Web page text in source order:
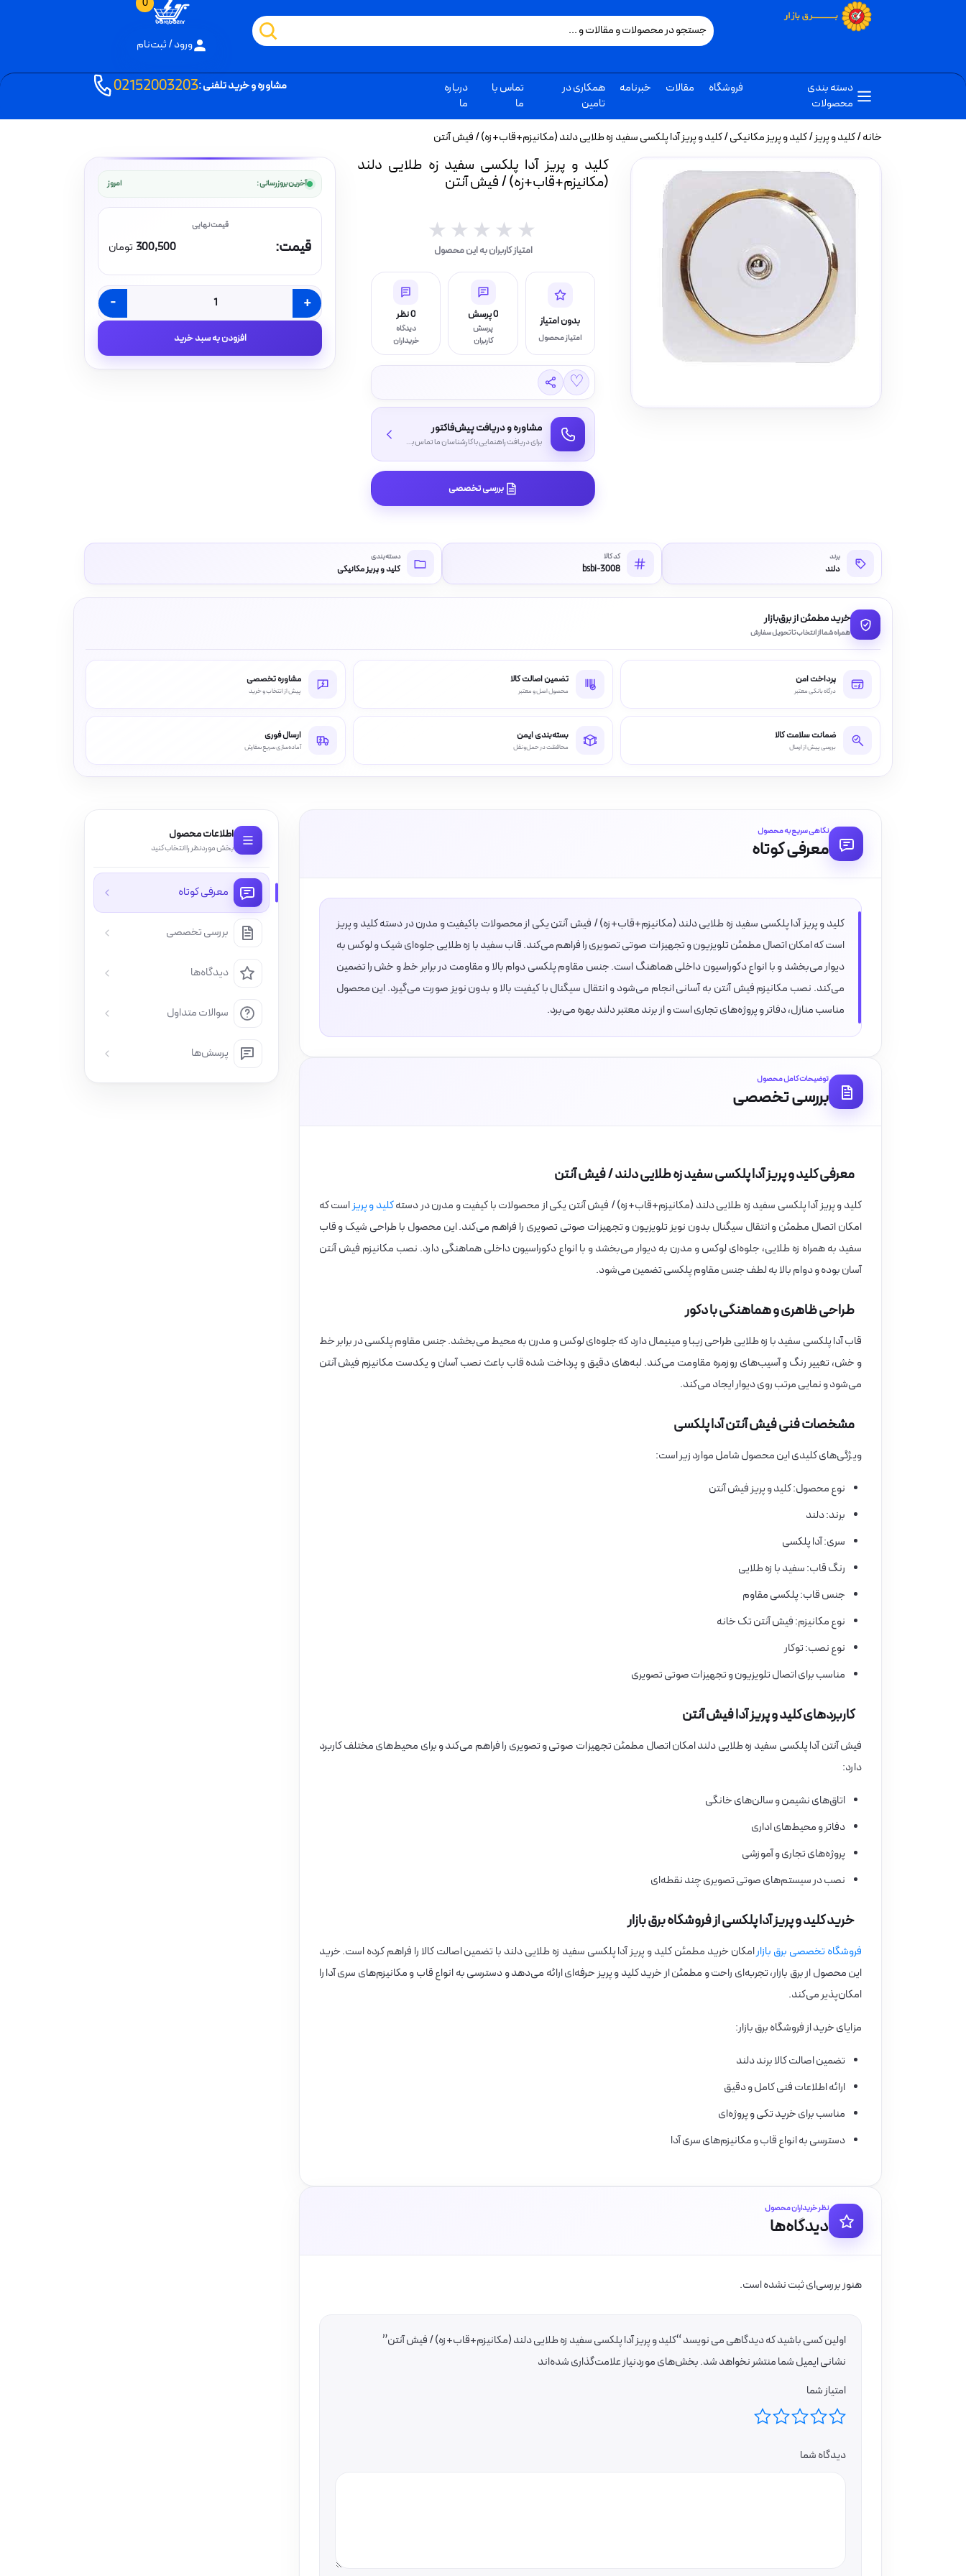
0
ورود / ثبت‌نام
دسته بندی
محصولات
فروشگاه مقالات خبرنامه
همکاری در
تامین
تماس با
ما
درباره
ما
مشاوره و خرید تلفنی :02152003203
خانه/کلید و پریز/کلید و پریز مکانیکی/ کلید و پریز آدا پلکسی سفید زه طلایی دلند (مکانیزم+قاب+زه) / فیش آنتن
کلید و پریز آدا پلکسی سفید زه طلایی دلند
(مکانیزم+قاب+زه) / فیش آنتن
★★★★★
امتیاز کاربران به این محصول
بدون امتیاز
امتیاز محصول
0 پرسش
پرسش
کاربران
0 نظر
دیدگاه
خریداران
♡
مشاوره و دریافت پیش‌فاکتور
برای دریافت راهنمایی با کارشناسان ما تماس بگیرید
بررسی تخصصی
آخرین بروزرسانی : امروز
قیمت: تومان
-
و
پریز
آدا
+
افزودن به سبد خرید
اطلاعات محصول
بخش موردنظر را انتخاب کنید
معرفی کوتاه
بررسی تخصصی
دیدگاه‌ها
سوالات متداول
پرسش‌ها
نگاهی سریع به محصول
معرفی کوتاه
کلید و پریز آدا پلکسی سفید زه طلایی دلند (مکانیزم+قاب+زه) / فیش آنتن یکی از محصولات باکیفیت و مدرن در دسته کلید و پریز
است که امکان اتصال مطمئن تلویزیون و تجهیزات صوتی تصویری را فراهم می‌کند. قاب سفید با زه طلایی جلوه‌ای شیک و لوکس به
دیوار می‌بخشد و با انواع دکوراسیون داخلی هماهنگ است. جنس مقاوم پلکسی دوام بالا و مقاومت در برابر خط و خش را تضمین
می‌کند. نصب مکانیزم فیش آنتن به آسانی انجام می‌شود و انتقال سیگنال با کیفیت بالا و بدون نویز صورت می‌گیرد. این محصول
مناسب منازل، دفاتر و پروژه‌های تجاری است و از برند معتبر دلند بهره می‌برد.
توضیحات کامل محصول
بررسی تخصصی
معرفی کلید و پریز آدا پلکسی سفید زه طلایی دلند / فیش آنتن
کلید و پریز آدا پلکسی سفید زه طلایی دلند (مکانیزم+قاب+زه) / فیش آنتن یکی از محصولات با کیفیت و مدرن در دستهکلید و پریزاست که
امکان اتصال مطمئن و انتقال سیگنال بدون نویز تلویزیون و تجهیزات صوتی تصویری را فراهم می‌کند. این محصول با طراحی شیک و قاب
سفید به همراه زه طلایی، جلوه‌ای لوکس و مدرن به دیوار می‌بخشد و با انواع دکوراسیون داخلی هماهنگی دارد. نصب مکانیزم فیش آنتن
آسان بوده و دوام بالا به لطف جنس مقاوم پلکسی تضمین می‌شود.
طراحی ظاهری و هماهنگی با دکور
قاب آدا پلکسی سفید با زه طلایی طراحی زیبا و مینیمال دارد که جلوه‌ای لوکس و مدرن به محیط می‌بخشد. جنس مقاوم پلکسی در برابر خط
و خش، تغییر رنگ و آسیب‌های روزمره مقاومت می‌کند. لبه‌های دقیق و پرداخت شده قاب باعث نصب آسان و یکدست مکانیزم فیش آنتن
می‌شود و نمایی مرتب روی دیوار ایجاد می‌کند.
مشخصات فنی فیش آنتن آدا پلکسی
ویژگی‌های کلیدی این محصول شامل موارد زیر است:
نوع محصول: کلید و پریز فیش آنتن
برند: دلند
سری: آدا پلکسی
رنگ قاب: سفید با زه طلایی
جنس قاب: پلکسی مقاوم
نوع مکانیزم: فیش آنتن تک خانه
نوع نصب: توکار
مناسب برای اتصال تلویزیون و تجهیزات صوتی تصویری
کاربردهای کلید و پریز آدا فیش آنتن
فیش آنتن آدا پلکسی سفید زه طلایی دلند امکان اتصال مطمئن تجهیزات صوتی و تصویری را فراهم می‌کند و برای محیط‌های مختلف کاربرد
دارد:
اتاق‌های نشیمن و سالن‌های خانگی
دفاتر و محیط‌های اداری
پروژه‌های تجاری و آموزشی
نصب در سیستم‌های صوتی تصویری چند نقطه‌ای
خرید کلید و پریز آدا پلکسی از فروشگاه برق بازار
فروشگاه تخصصی برق بازارامکان خرید مطمئن کلید و پریز آدا پلکسی سفید زه طلایی دلند با تضمین اصالت کالا را فراهم کرده است. خرید
این محصول از برق بازار، تجربه‌ای راحت و مطمئن از خرید کلید و پریز حرفه‌ای ارائه می‌دهد و دسترسی به انواع قاب و مکانیزم‌های سری آدا را
امکان‌پذیر می‌کند.
مزایای خرید از فروشگاه برق بازار:
تضمین اصالت کالا برند دلند
ارائه اطلاعات فنی کامل و دقیق
مناسب برای خرید تکی و پروژه‌ای
دسترسی به انواع قاب و مکانیزم‌های سری آدا
نظر خریداران محصول
دیدگاه‌ها
هنوز بررسی‌ای ثبت نشده است.
اولین کسی باشید که دیدگاهی می نویسد “کلید و پریز آدا پلکسی سفید زه طلایی دلند (مکانیزم+قاب+زه) / فیش آنتن”
نشانی ایمیل شما منتشر نخواهد شد.بخش‌های موردنیاز علامت‌گذاری شده‌اند
امتیاز شما
دیدگاه شما
برند
دلند
کد کالا
bsbi-3008
دسته‌بندی
کلید و پریز مکانیکی
خرید مطمئن از برق‌بازار
همراه شما از انتخاب تا تحویل سفارش
پرداخت امن
درگاه بانکی معتبر
تضمین اصالت کالا
محصول اصل و معتبر
مشاوره تخصصی
پیش از انتخاب و خرید
ضمانت سلامت کالا
بررسی پیش از ارسال
بسته‌بندی ایمن
محافظت در حمل‌ونقل
ارسال فوری
آماده‌سازی سریع سفارش